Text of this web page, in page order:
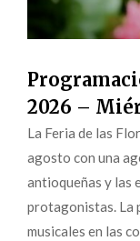
2026 –
La Feria de las
agosto con una
antioqueñas y las
protagonistas. La
musicales en las